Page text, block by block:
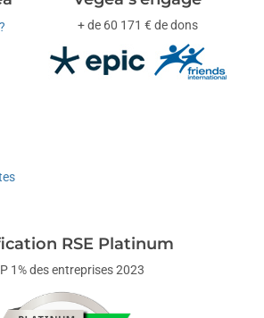
+ de 60 171 € de dons
RSE Platinum
1% des entreprises 2023